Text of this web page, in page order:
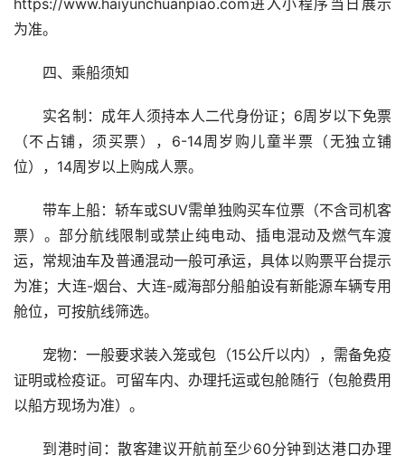
https://www.haiyunchuanpiao.com进入小程序当日展示
为准。
四、乘船须知
实名制：成年人须持本人二代身份证；6周岁以下免票
（不占铺，须买票），6-14周岁购儿童半票（无独立铺
位），14周岁以上购成人票。
带车上船：轿车或SUV需单独购买车位票（不含司机客
票）。部分航线限制或禁止纯电动、插电混动及燃气车渡
运，常规油车及普通混动一般可承运，具体以购票平台提示
为准；大连-烟台、大连-威海部分船舶设有新能源车辆专用
舱位，可按航线筛选。
宠物：一般要求装入笼或包（15公斤以内），需备免疫
证明或检疫证。可留车内、办理托运或包舱随行（包舱费用
以船方现场为准）。
到港时间：散客建议开航前至少60分钟到达港口办理